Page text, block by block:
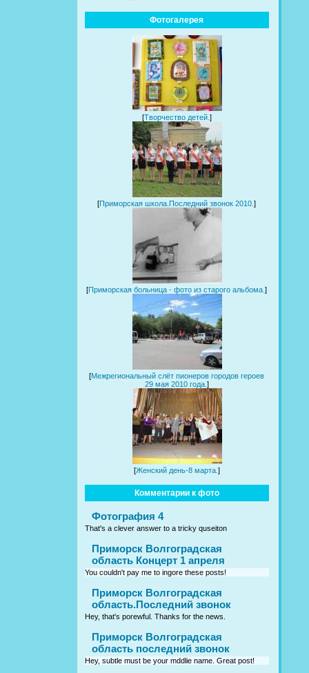
Фотогалерея
[Творчество детей. ]
[Приморская школа.Последний звонок 2010.]
[Приморская больница - фото из старого альбома.]
[Межрегиональный слёт пионеров городов героев
29 мая 2010 года. ]
[Женский день-8 марта. ]
Комментарии к фото
Фотография 4
That's a clever answer to a tricky quseiton
Приморск Волгоградская
область Концерт 1 апреля
You couldn't pay me to ingore these posts!
Приморск Волгоградская
область.Последний звонок
Hey, that's porewful. Thanks for the news.
Приморск Волгоградская
область последний звонок
Hey, subtle must be your mddlie name. Great post!